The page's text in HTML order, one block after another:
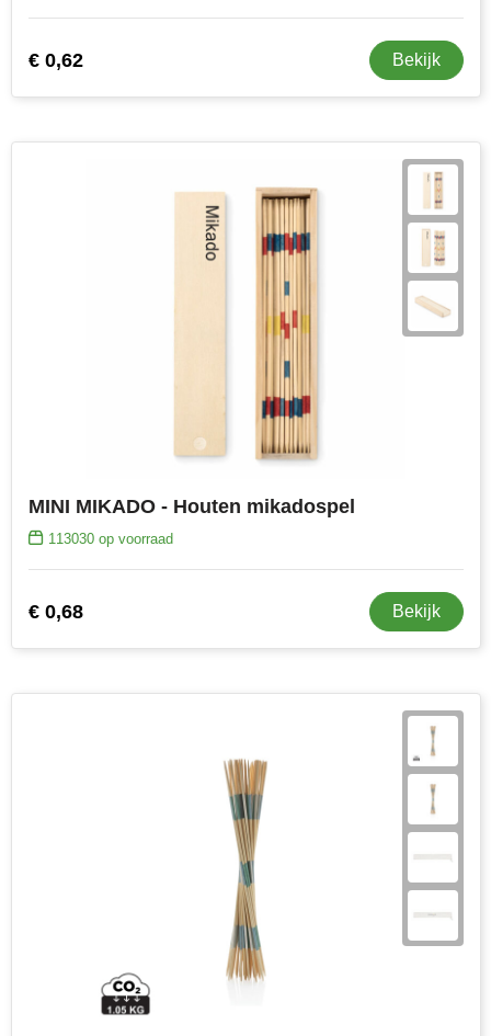
€ 0,62 Bekijk
MINI MIKADO - Houten mikadospel
113030op voorraad
€ 0,68 Bekijk